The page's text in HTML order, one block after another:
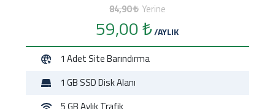
84,90 ₺ Yerine
59,00 ₺/AYLIK
1 Adet Site Barındırma
1 GB SSD Disk Alanı